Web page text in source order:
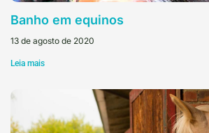
Banho em equinos
13 de agosto de 2020
Leia mais